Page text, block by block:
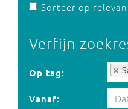
Sorteer op
Verfijn
Op tag: Op
Vanaf: